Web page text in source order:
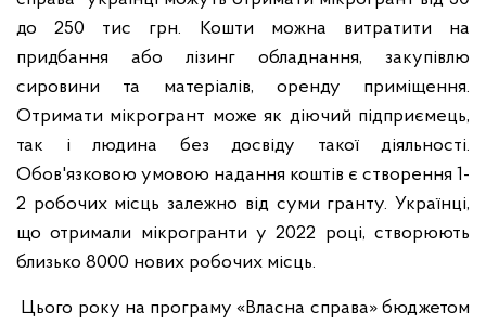
до 250 тис грн. Кошти можна витратити на
придбання або лізинг обладнання, закупівлю
сировини та матеріалів, оренду приміщення.
Отримати мікрогрант може як діючий підприємець,
так і людина без досвіду такої діяльності.
Обов'язковою умовою надання коштів є створення 1-
2 робочих місць залежно від суми гранту. Українці,
що отримали мікрогранти у 2022 році, створюють
близько 8000 нових робочих місць.
Цього року на програму «Власна справа» бюджетом